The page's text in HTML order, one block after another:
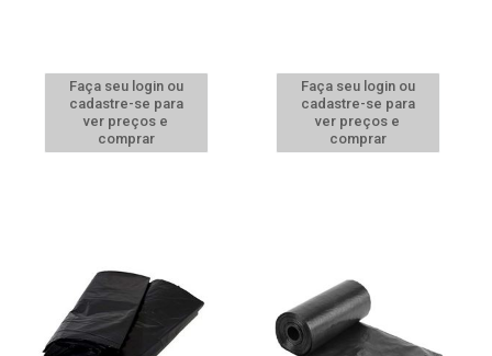
Faça seu login ou
cadastre-se para
ver preços e
comprar
Faça seu login ou
cadastre-se para
ver preços e
comprar